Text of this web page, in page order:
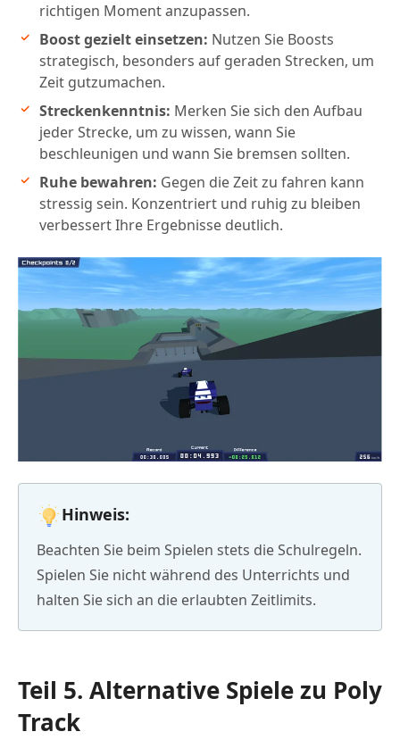
richtigen Moment anzupassen.
Boost gezielt einsetzen: Nutzen Sie Boosts
strategisch, besonders auf geraden Strecken, um
Zeit gutzumachen.
Streckenkenntnis: Merken Sie sich den Aufbau
jeder Strecke, um zu wissen, wann Sie
beschleunigen und wann Sie bremsen sollten.
Ruhe bewahren: Gegen die Zeit zu fahren kann
stressig sein. Konzentriert und ruhig zu bleiben
verbessert Ihre Ergebnisse deutlich.
Hinweis:
Beachten Sie beim Spielen stets die Schulregeln.
Spielen Sie nicht während des Unterrichts und
halten Sie sich an die erlaubten Zeitlimits.
Teil 5. Alternative Spiele zu Poly
Track